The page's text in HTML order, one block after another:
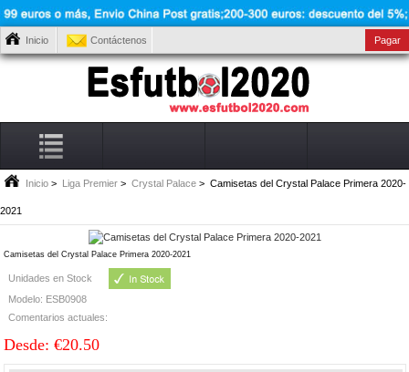
Inicio Contáctenos Pagar
Inicio > Liga Premier > Crystal Palace > Camisetas del Crystal Palace Primera 2020-
2021
Camisetas del Crystal Palace Primera 2020-2021
Unidades en Stock
Modelo: ESB0908
Comentarios actuales:
Desde: €20.50